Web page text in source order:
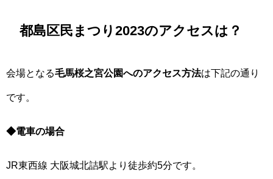
都島区民まつり2023のアクセスは？
会場となる毛馬桜之宮公園へのアクセス方法は下記の通り
です。
◆電車の場合
JR東西線 大阪城北詰駅より徒歩約5分です。